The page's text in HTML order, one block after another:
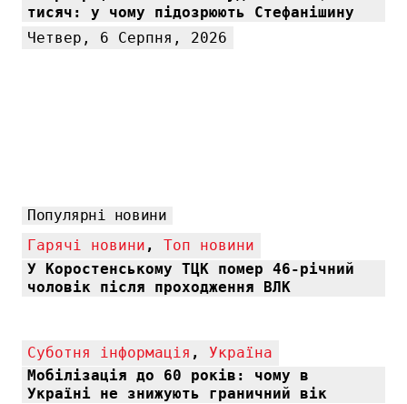
тисяч: у чому підозрюють Стефанішину
Четвер, 6 Серпня, 2026
Популярні новини
Гарячі новини ,Топ новини
У Коростенському ТЦК помер 46-річний
чоловік після проходження ВЛК
Суботня інформація , Україна
Мобілізація до 60 років: чому в
Україні не знижують граничний вік